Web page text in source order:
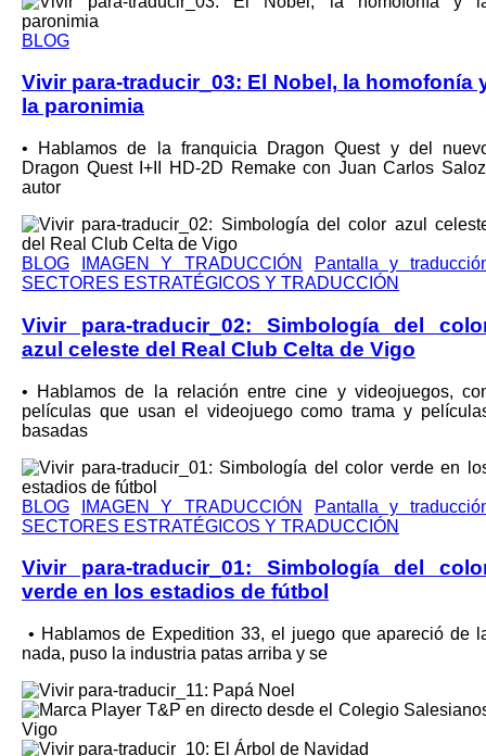
BLOG
Vivir para-traducir_03: El Nobel, la homofonía
la paronimia
•⁠ ⁠Hablamos de la franquicia Dragon Quest y del
Dragon Quest I+II HD-2D Remake con Juan Carlos
autor
BLOG IMAGEN Y TRADUCCIÓN
Pantalla y
SECTORES ESTRATÉGICOS Y TRADUCCIÓN
Vivir para-traducir_02: Simbología del
azul celeste del Real Club Celta de Vigo
•⁠ ⁠Hablamos de la relación entre cine y videojuegos,
películas que usan el videojuego como trama y
basadas
BLOG IMAGEN Y TRADUCCIÓN
Pantalla y
SECTORES ESTRATÉGICOS Y TRADUCCIÓN
Vivir para-traducir_01: Simbología del
verde en los estadios de fútbol
•⁠ ⁠Hablamos de Expedition 33, el juego que apareció de
nada, puso la industria patas arriba y se